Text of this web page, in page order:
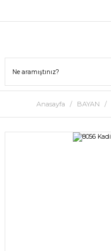
Anasayfa BAYAN